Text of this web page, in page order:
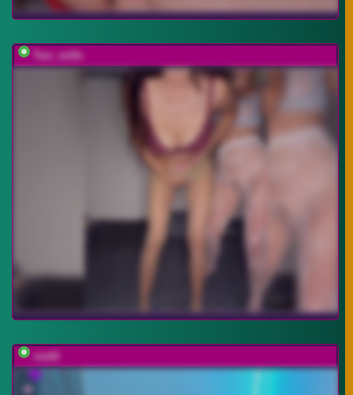
Two_milfs
svettt